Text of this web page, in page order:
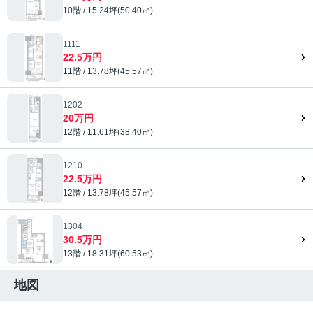
10階 / 15.24坪(50.40㎡)
1111
22.5万円
11階 / 13.78坪(45.57㎡)
1202
20万円
12階 / 11.61坪(38.40㎡)
1210
22.5万円
12階 / 13.78坪(45.57㎡)
1304
30.5万円
13階 / 18.31坪(60.53㎡)
地図